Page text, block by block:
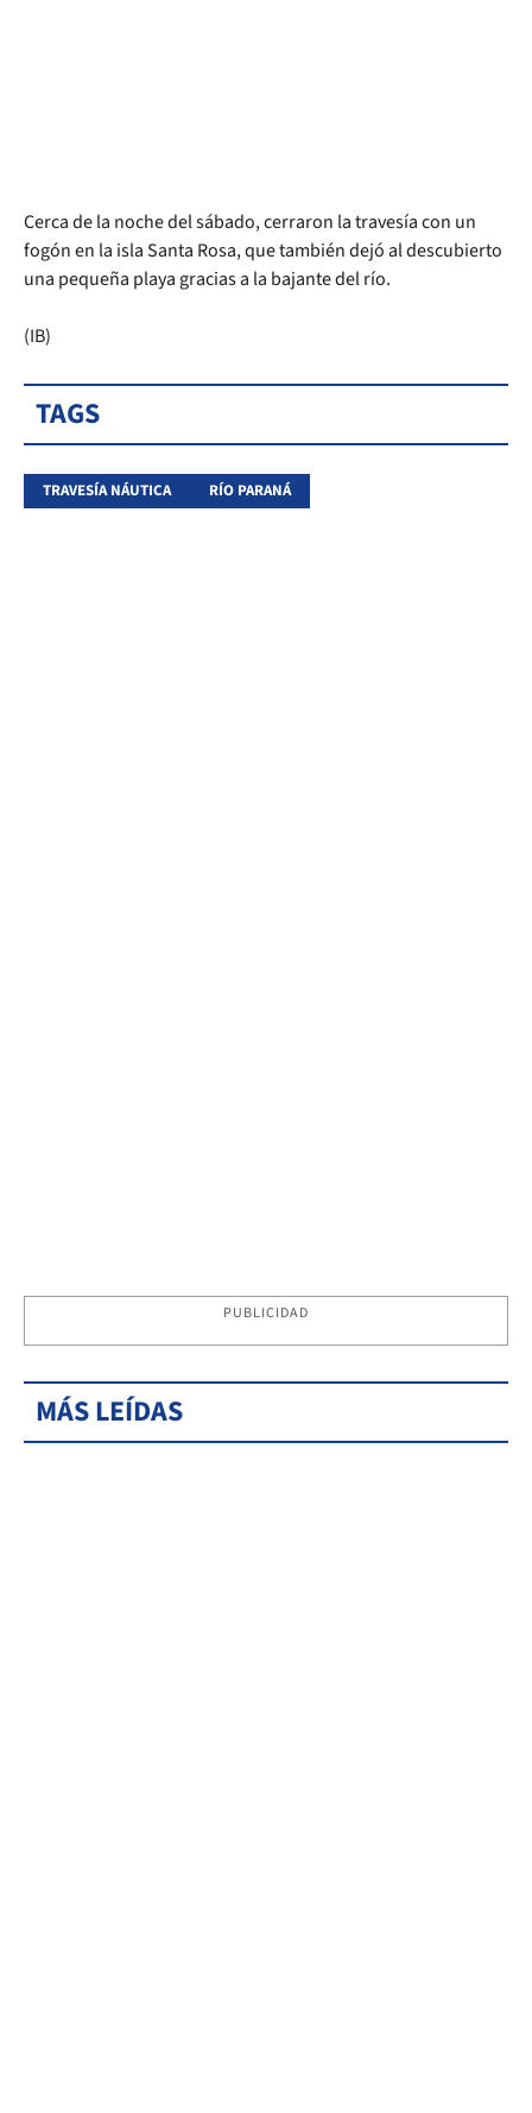
Cerca de la noche del sábado, cerraron la travesía con un
fogón en la isla Santa Rosa, que también dejó al descubierto
una pequeña playa gracias a la bajante del río.
(IB)
TAGS
TRAVESÍA NÁUTICA RÍO PARANÁ
PUBLICIDAD
MÁS LEÍDAS